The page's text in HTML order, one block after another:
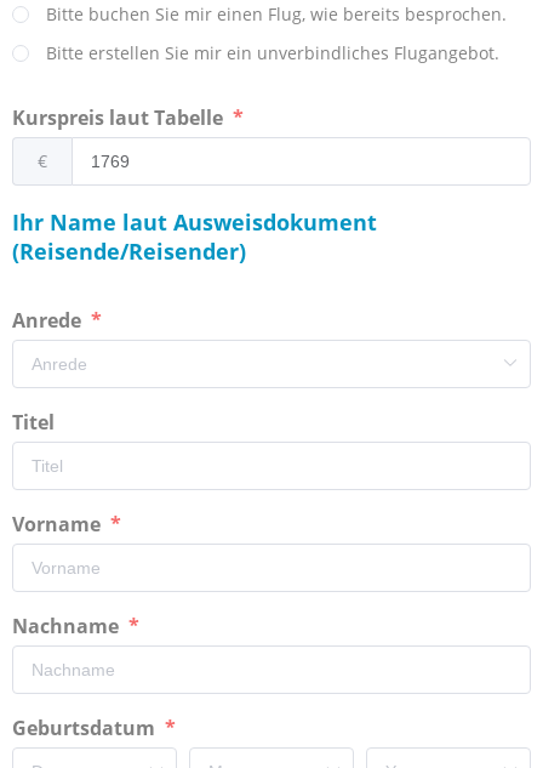
Bitte buchen Sie mir einen Flug, wie bereits besprochen.
Bitte erstellen Sie mir ein unverbindliches Flugangebot.
Kurspreis laut Tabelle
€
Ihr Name laut Ausweisdokument
(Reisende/Reisender)
Anrede
Titel
Vorname
Nachname
Geburtsdatum